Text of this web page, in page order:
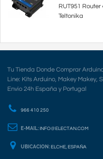
RUT951 Router
Teltonika
Tu Tienda Donde Comprar
Line: Kits Arduino, Makey Makey,
Envio 24h España y Portugal
966 410 250
E-MAIL: INFO@ELECTAN.COM
UBICACION: ELCHE, ESPAÑA